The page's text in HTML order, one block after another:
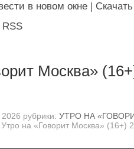
в новом окне | Скачать
RSS
Москва»
рубрики: УТРО НА
Утро на «Говорит Москва» (16+)